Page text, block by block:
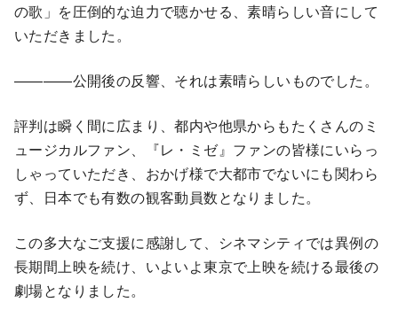
の歌」を圧倒的な迫力で聴かせる、素晴らしい音にして
いただきました。
————公開後の反響、それは素晴らしいものでした。
評判は瞬く間に広まり、都内や他県からもたくさんのミ
ュージカルファン、『レ・ミゼ』ファンの皆様にいらっ
しゃっていただき、おかげ様で大都市でないにも関わら
ず、日本でも有数の観客動員数となりました。
この多大なご支援に感謝して、シネマシティでは異例の
長期間上映を続け、いよいよ東京で上映を続ける最後の
劇場となりました。